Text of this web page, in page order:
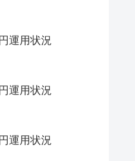
運用状況
運用状況
運用状況